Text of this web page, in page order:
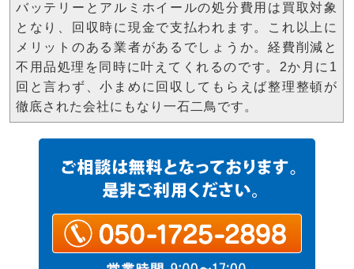
バッテリーとアルミホイールの処分費用は買取対象
となり、回収時に現金で支払われます。これ以上に
メリットのある業者があるでしょうか。経費削減と
不用品処理を同時に叶えてくれるのです。2か月に1
回と言わず、小まめに回収してもらえば整理整頓が
徹底された会社にもなり一石二鳥です。